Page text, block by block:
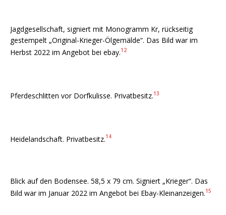
Jagdgesellschaft, signiert mit Monogramm Kr, rückseitig
gestempelt „Original-Krieger-Ölgemälde“. Das Bild war im
Herbst 2022 im Angebot bei ebay.12
Pferdeschlitten vor Dorfkulisse. Privatbesitz.13
Heidelandschaft. Privatbesitz.14
Blick auf den Bodensee. 58,5 x 79 cm. Signiert „Krieger“. Das
Bild war im Januar 2022 im Angebot bei Ebay-Kleinanzeigen.15